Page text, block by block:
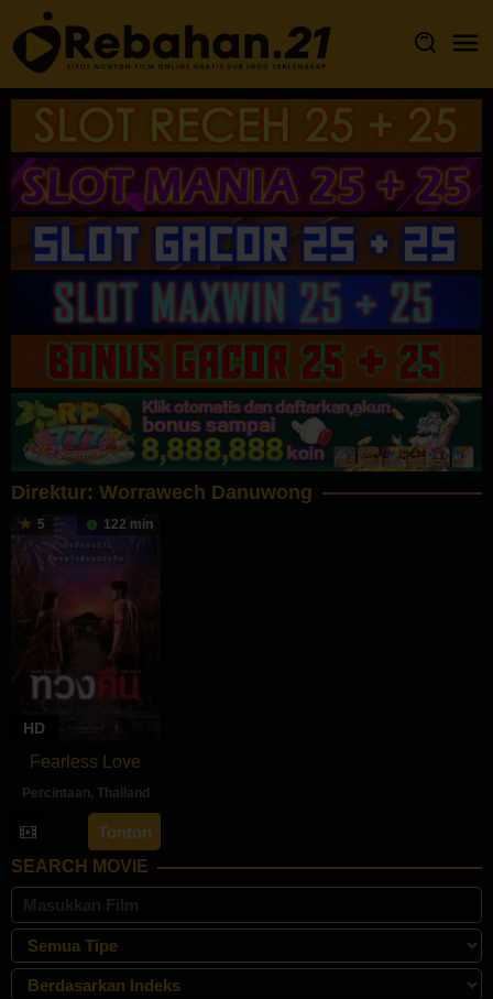
Loncat
ke
konten
Direktur: Worrawech Danuwong
5 122 min
HD
Fearless Love
Percintaan, Thailand
13
Jul
2022
Worrawech
Danuwong
Tonton
SEARCH MOVIE